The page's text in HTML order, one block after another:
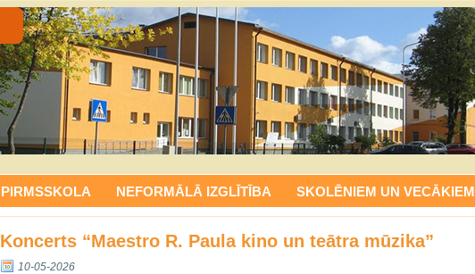
PIRMSSKOLA NEFORMĀLĀ IZGLĪTĪBA SKOLĒNIEM UN VECĀKIEM
Koncerts “Maestro R. Paula kino un teātra mūzika”
10-05-2026